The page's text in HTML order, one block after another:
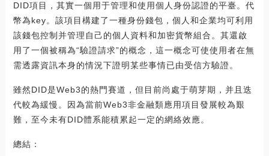
DID項目，其實一個用于管理和使用個人身份認證的平臺。代
幣為key。該項目構建了一種身份錢包，個人和企業均可利用
該錢包控制并管理自己的個人資料和加密貨幣組合。其還啟
用了一個被稱為“驗證請求”的概念，這一概念可使使用者在無
需透露資訊本身的情況下證明某些事情已由受信方驗證。
雖然DID是Web3的熱門賽道，但目前尚處于萌芽期，并且迭
代較為緩慢。因為當前Web3非金融類應用項目發展較為艱
難，至今未有DID體系能積累起一定的網絡效應。
總結：